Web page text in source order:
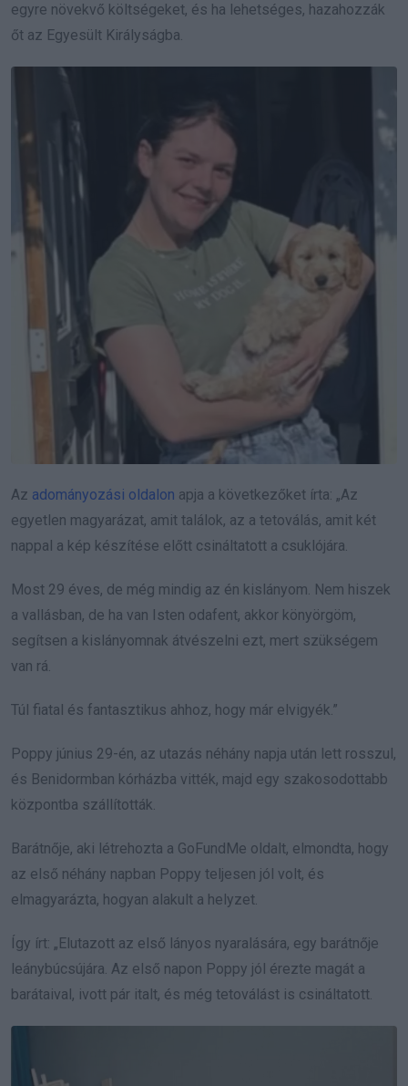
egyre növekvő költségeket, és ha lehetséges, hazahozzák
őt az Egyesült Királyságba.
Az adományozási oldalon apja a következőket írta: „Az
egyetlen magyarázat, amit találok, az a tetoválás, amit két
nappal a kép készítése előtt csináltatott a csuklójára.
Most 29 éves, de még mindig az én kislányom. Nem hiszek
a vallásban, de ha van Isten odafent, akkor könyörgöm,
segítsen a kislányomnak átvészelni ezt, mert szükségem
van rá.
Túl fiatal és fantasztikus ahhoz, hogy már elvigyék.”
Poppy június 29-én, az utazás néhány napja után lett rosszul,
és Benidormban kórházba vitték, majd egy szakosodottabb
központba szállították.
Barátnője, aki létrehozta a GoFundMe oldalt, elmondta, hogy
az első néhány napban Poppy teljesen jól volt, és
elmagyarázta, hogyan alakult a helyzet.
Így írt: „Elutazott az első lányos nyaralására, egy barátnője
leánybúcsújára. Az első napon Poppy jól érezte magát a
barátaival, ivott pár italt, és még tetoválást is csináltatott.